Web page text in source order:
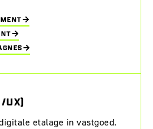
UX)
etalage in vastgoed.